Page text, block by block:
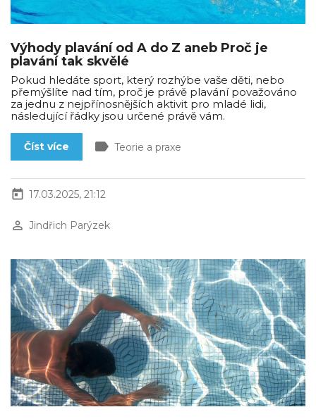
Výhody plavání od A do Z aneb Proč je
plavání tak skvělé
Pokud hledáte sport, který rozhýbe vaše děti, nebo
přemýšlíte nad tím, proč je právě plavání považováno
za jednu z nejpřínosnějších aktivit pro mladé lidi,
následující řádky jsou určené právě vám.
Číst více label Teorie a praxe
today 17.03.2025, 21:12
perm_identity Jindřich Parýzek